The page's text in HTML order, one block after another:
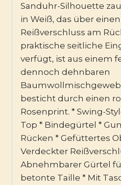
Sanduhr-Silhouette
in Weiß, das über
Reißverschluss am
praktische seitliche
verfügt, ist aus einem
dennoch dehnbaren
besticht durch einen
Rosenprint. * Swing-
Top * Bindegürtel *
Rücken * Gefüttertes
Verdeckter
Abnehmbarer Gürtel
betonte Taille * Mit